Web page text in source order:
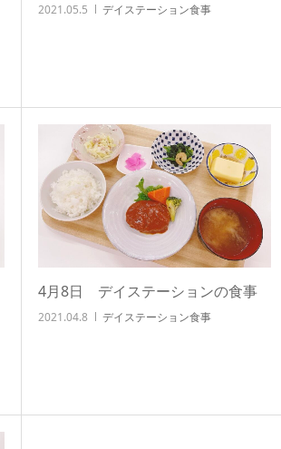
2021.05.5 デイステーション食事
4月8日 デイステーションの食事
2021.04.8 デイステーション食事